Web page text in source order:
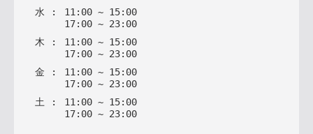
水 : 11 : 00 ~ 15: 00
17: 00 ~ 23: 00
木 : 11 : 00 ~ 15: 00
17: 00 ~ 23: 00
金 : 11 : 00 ~ 15: 00
17: 00 ~ 23: 00
土 : 11: 00 ~ 15: 00
17: 00 ~ 23: 00